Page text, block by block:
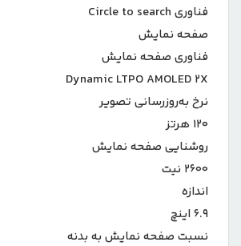
فناوری Circle to search
صفحه نمایش
فناوری صفحه‌ نمایش
Dynamic LTPO AMOLED ۲X
نرخ به‌روزرسانی تصویر
۱۲۰ هرتز
روشنایی صفحه نمایش
۲۶۰۰ نیت
اندازه
۶.۹ اینچ
نسبت صفحه‌ نمایش به بدنه